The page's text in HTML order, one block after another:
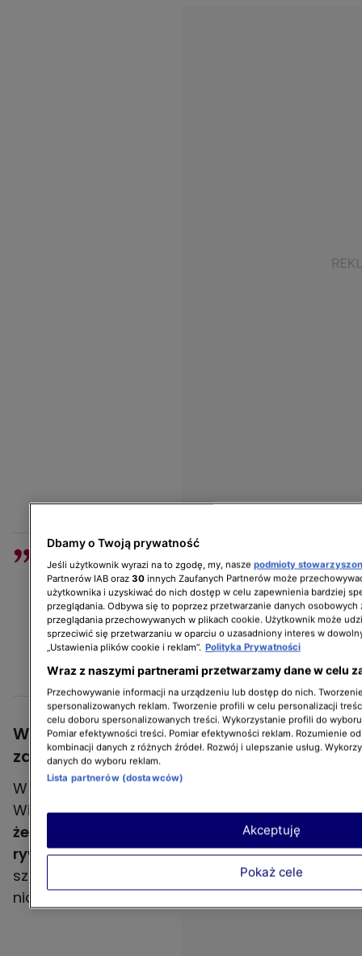
Mam nadzieję, że to gdzieś zmobilizuje nas
wszystkich głównie do tego, żeby dbać o
swoją przestrzeń życiową, żeby wiedzieć jak
sprzątać, a jak nie sprzątać, żeby wiedzieć
jak się zabrać za coś, skąd najczęściej i
najchętniej byśmy wyszli w ogóle
- zwróciła uwagę Anna Nowak-Ibisz.
Wybór zwycięzcy to bardzo trudne
zadanie
W rozmowie z redaktorką Martyną
Wielkopolan -Anna Nowak-Ibisz przyznała,
że wybór zwycięzcy w porządkowej
rywalizacji jest dla niej trudnym zadaniem,
szczególnie, iż musi dokonać go sama, bez
niczyjej pomocy.
Dbamy o Twoją prywatność
Jeśli użytkownik wyrazi na to zgodę, my, nasze podmioty
Partnerów IAB oraz 30 innych Zaufanych Partnerów może
użytkownika i uzyskiwać do nich dostęp w celu zapewnienia bardziej
przeglądania. Odbywa się to poprzez przetwarzanie danych osobowych
przeglądania przechowywanych w plikach cookie. Użytkownik może
sprzeciwić się przetwarzaniu w oparciu o uzasadniony interes w
„Ustawienia plików cookie i reklam”. Polityka Prywatności
Wraz z naszymi partnerami przetwarzamy dane w celu
Przechowywanie informacji na urządzeniu lub dostęp do nich.
spersonalizowanych reklam. Tworzenie profili w celu personalizacji
celu doboru spersonalizowanych treści. Wykorzystanie profili do
Pomiar efektywności treści. Pomiar efektywności reklam. Rozumienie
kombinacji danych z różnych źródeł. Rozwój i ulepszanie usług.
danych do wyboru reklam.
Lista partnerów (dostawców)
Pokaż cele
Akceptuję